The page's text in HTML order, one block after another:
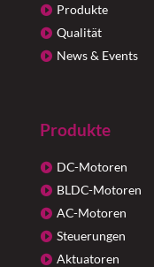
Produkte
Qualität
News & Events
Produkte
DC-Motoren
BLDC-Motoren
AC-Motoren
Steuerungen
Aktuatoren